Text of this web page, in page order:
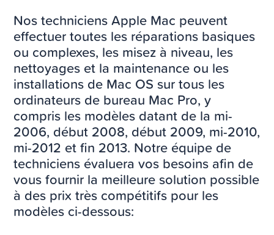
Nos techniciens Apple Mac peuvent
effectuer toutes les réparations basiques
ou complexes, les misez à niveau, les
nettoyages et la maintenance ou les
installations de Mac OS sur tous les
ordinateurs de bureau Mac Pro, y
compris les modèles datant de la mi-
2006, début 2008, début 2009, mi-2010,
mi-2012 et fin 2013. Notre équipe de
techniciens évaluera vos besoins afin de
vous fournir la meilleure solution possible
à des prix très compétitifs pour les
modèles ci-dessous: